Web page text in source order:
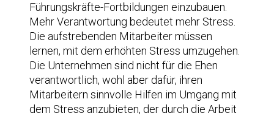
Führungskräfte-Fortbildungen einzubauen.
Mehr Verantwortung bedeutet mehr Stress.
Die aufstrebenden Mitarbeiter müssen
lernen, mit dem erhöhten Stress umzugehen.
Die Unternehmen sind nicht für die Ehen
verantwortlich, wohl aber dafür, ihren
Mitarbeitern sinnvolle Hilfen im Umgang mit
dem Stress anzubieten, der durch die Arbeit